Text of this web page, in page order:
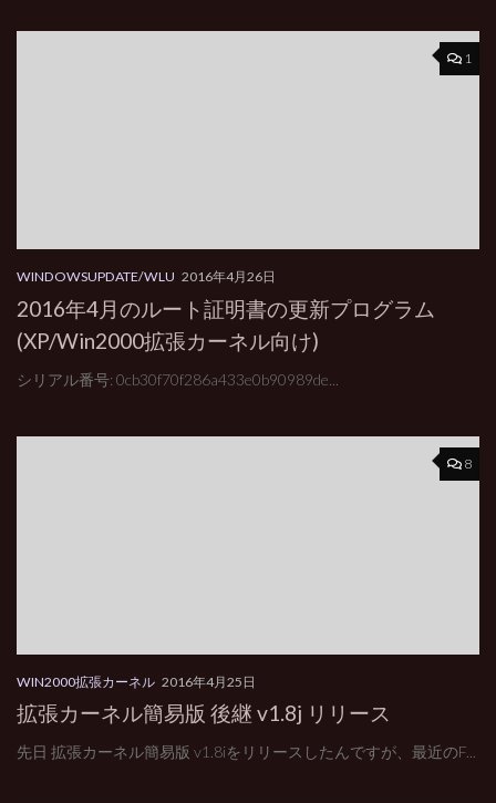
1
WINDOWSUPDATE/WLU 2016年4月26日
2016年4月のルート証明書の更新プログラム
(XP/Win2000拡張カーネル向け)
シリアル番号: 0cb30f70f286a433e0b90989de...
8
WIN2000拡張カーネル 2016年4月25日
拡張カーネル簡易版 後継 v1.8j リリース
先日 拡張カーネル簡易版 v1.8iをリリースしたんですが、最近のF...